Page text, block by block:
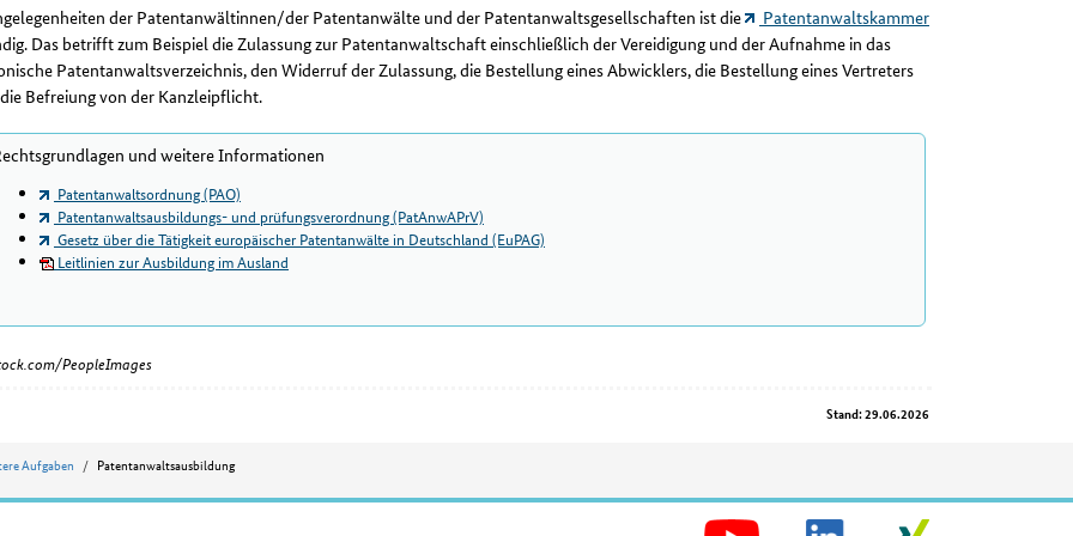
der Patentanwältinnen/der Patentanwälte und der Patentanwaltsgesellschaften ist die
Patentanwaltskammer
Das betrifft zum Beispiel die Zulassung zur Patentanwaltschaft einschließlich der Vereidigung und der Aufnahme in das
Patentanwaltsverzeichnis, den Widerruf der Zulassung, die Bestellung eines Abwicklers, die Bestellung eines Vertreters
Befreiung von der Kanzleipflicht.
und weitere Informationen
Patentanwaltsordnung (PAO)
Patentanwaltsausbildungs- und prüfungsverordnung (PatAnwAPrV)
Gesetz über die Tätigkeit europäischer Patentanwälte in Deutschland (EuPAG)
Leitlinien zur Ausbildung im Ausland
PeopleImages
Stand: 29.06.2026
Aufgaben Patentanwaltsausbildung